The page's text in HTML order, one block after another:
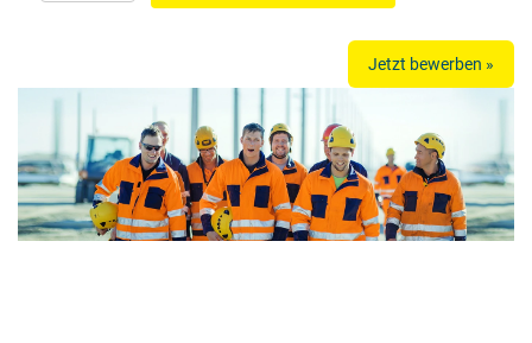
Jetzt bewerben »